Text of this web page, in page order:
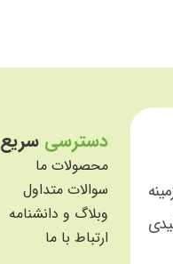
دسترسی سریع
محصولات ما
سوالات متداول
وبلاگ و دانشنامه
ارتباط با ما